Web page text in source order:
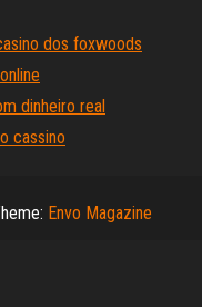
dos foxwoods
dinheiro real
cassino
Envo Magazine